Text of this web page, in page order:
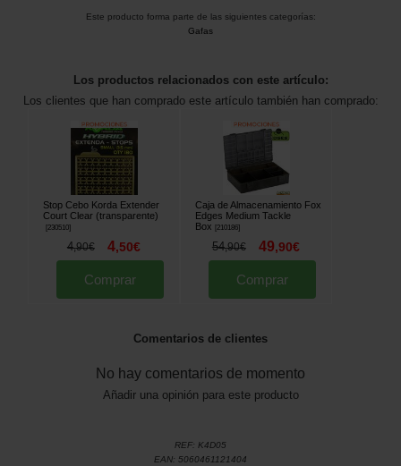
Este producto forma parte de las siguientes categorías:
Gafas
Los productos relacionados con este artículo:
Los clientes que han comprado este artículo también han comprado:
Stop Cebo Korda Extender
Court Clear (transparente)
[230510]
4,90€ 4,50€
Comprar
Caja de Almacenamiento Fox
Edges Medium Tackle
Box
[210186]
54,90€ 49,90€
Comprar
Comentarios de clientes
No hay comentarios de momento
Añadir una opinión para este producto
REF: K4D05
EAN: 5060461121404